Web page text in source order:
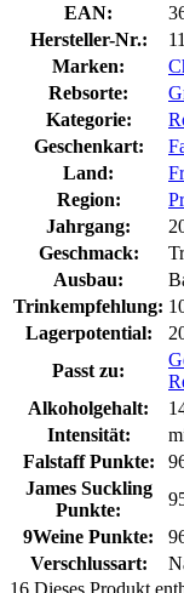
EAN:
Hersteller-Nr.:
Marken:
Rebsorte:
Kategorie:
Geschenkart:
Land:
Region:
Jahrgang:
Geschmack:
Ausbau:
Trinkempfehlung:
Lagerpotential:
Passt zu:
Alkoholgehalt:
Intensität:
Falstaff Punkte:
James Suckling
Punkte:
9Weine Punkte:
Verschlussart:
16 Dieses Produkt